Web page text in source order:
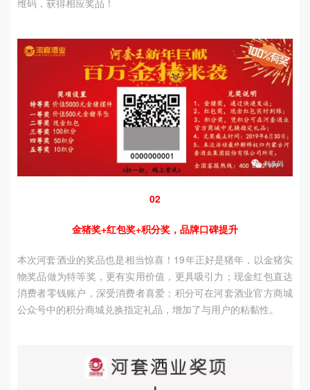
02
金猪奖+红包奖+积分奖，品牌口碑提升
本次河套酒业的奖品也是相当惊喜！19年正好是猪年，以金猪实
物奖品做为特等奖，更有实用价值，更具吸引力；现金红包直达
消费者零钱账户，深受消费者喜爱；积分可在河套酒业官方商城
公众号中的积分商城兑换指定礼品，增加了与用户的粘黏性。